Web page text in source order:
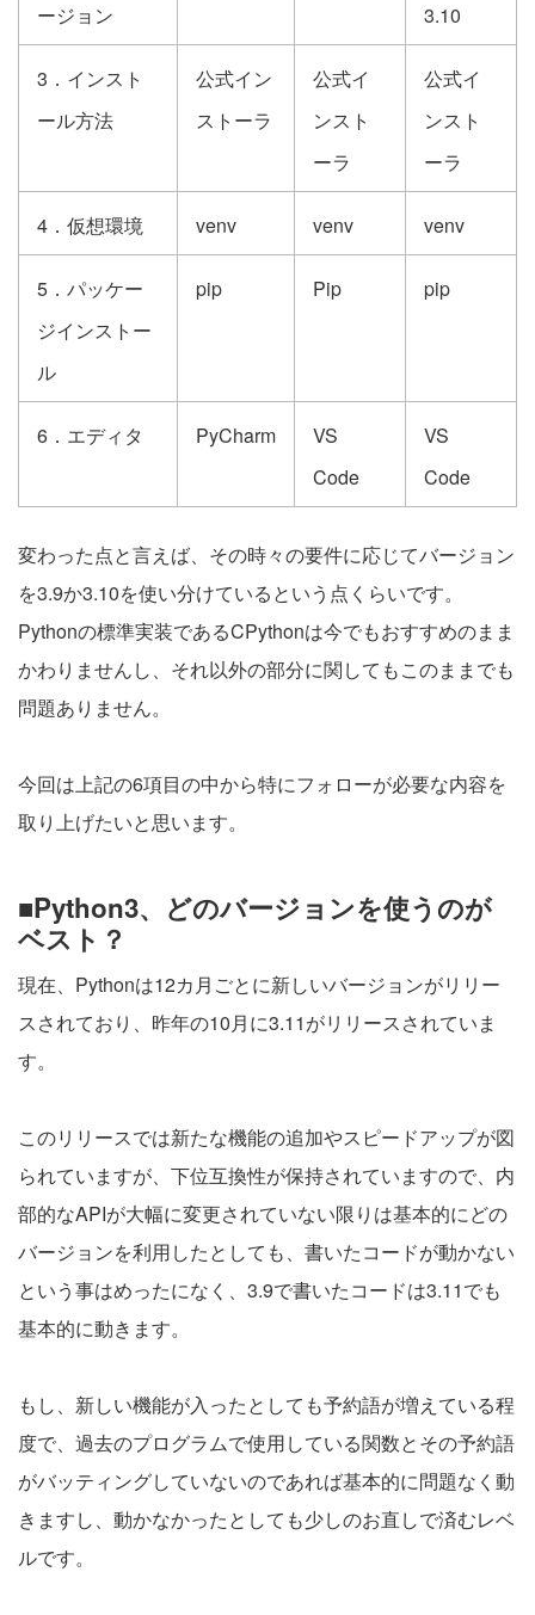
ージョン
3.10
3．インスト
ール方法
公式イン
ストーラ
公式イ
ンスト
ーラ
公式イ
ンスト
ーラ
4．仮想環境 venv venv venv
5．パッケー
ジインストー
ル
pip Pip pip
6．エディタ PyCharm
VS
Code
VS
Code
変わった点と言えば、その時々の要件に応じてバージョン
を3.9か3.10を使い分けているという点くらいです。
Pythonの標準実装であるCPythonは今でもおすすめのまま
かわりませんし、それ以外の部分に関してもこのままでも
問題ありません。
今回は上記の6項目の中から特にフォローが必要な内容を
取り上げたいと思います。
■Python3、どのバージョンを使うのが
ベスト？
現在、Pythonは12カ月ごとに新しいバージョンがリリー
スされており、昨年の10月に3.11がリリースされていま
す。
このリリースでは新たな機能の追加やスピードアップが図
られていますが、下位互換性が保持されていますので、内
部的なAPIが大幅に変更されていない限りは基本的にどの
バージョンを利用したとしても、書いたコードが動かない
という事はめったになく、3.9で書いたコードは3.11でも
基本的に動きます。
もし、新しい機能が入ったとしても予約語が増えている程
度で、過去のプログラムで使用している関数とその予約語
がバッティングしていないのであれば基本的に問題なく動
きますし、動かなかったとしても少しのお直しで済むレベ
ルです。